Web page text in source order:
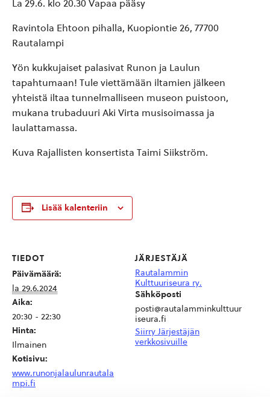
La 29.6. klo 20.30 Vapaa pääsy
Ravintola Ehtoon pihalla, Kuopiontie 26, 77700
Rautalampi
Yön kukkujaiset palasivat Runon ja Laulun
tapahtumaan! Tule viettämään iltamien jälkeen
yhteistä iltaa tunnelmalliseen museon puistoon,
mukana trubaduuri Aki Virta musisoimassa ja
laulattamassa.
Kuva Rajallisten konsertista Taimi Siikström.
Lisää kalenteriin
TIEDOT
Päivämäärä:
la 29.6.2024
Aika:
20:30 - 22:30
Hinta:
Ilmainen
Kotisivu:
www.runonjalaulunrautala
mpi.fi
JÄRJESTÄJÄ
Rautalammin
Kulttuuriseura ry.
Sähköposti
posti@rautalamminkulttuur
iseura.fi
Siirry Järjestäjän
verkkosivuille